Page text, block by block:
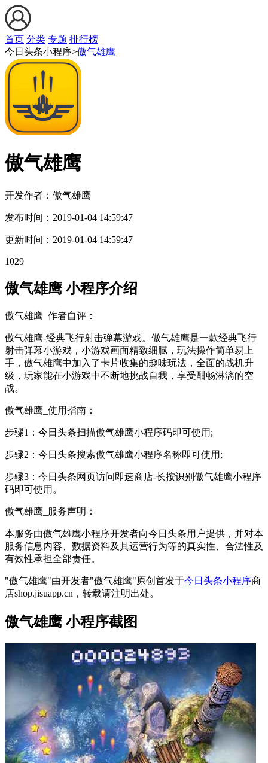
首页 分类 专题 排行榜
今日头条小程序>傲气雄鹰
傲气雄鹰
开发作者： 傲气雄鹰
发布时间： 2019-01-04 14:59:47
更新时间： 2019-01-04 14:59:47
1029
傲气雄鹰 小程序介绍
傲气雄鹰_作者自评：
傲气雄鹰-经典飞行射击弹幕游戏。傲气雄鹰是一款经典飞行
射击弹幕小游戏，小游戏画面精致细腻，玩法操作简单易上
手，傲气雄鹰中加入了卡片收集的趣味玩法，全面的战机升
级，玩家能在小游戏中不断地挑战自我，享受酣畅淋漓的空
战。
傲气雄鹰_使用指南：
步骤1：今日头条扫描傲气雄鹰小程序码即可使用;
步骤2：今日头条搜索傲气雄鹰小程序名称即可使用;
步骤3：今日头条网页访问即速商店-长按识别傲气雄鹰小程序
码即可使用。
傲气雄鹰_服务声明：
本服务由傲气雄鹰小程序开发者向今日头条用户提供，并对本
服务信息内容、数据资料及其运营行为等的真实性、合法性及
有效性承担全部责任。
"傲气雄鹰"由开发者"傲气雄鹰"原创首发于今日头条小程序商
店shop.jisuapp.cn，转载请注明出处。
傲气雄鹰 小程序截图